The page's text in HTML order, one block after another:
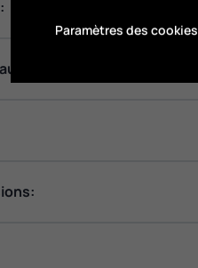
matériau combustible:
Paramètres des cookies